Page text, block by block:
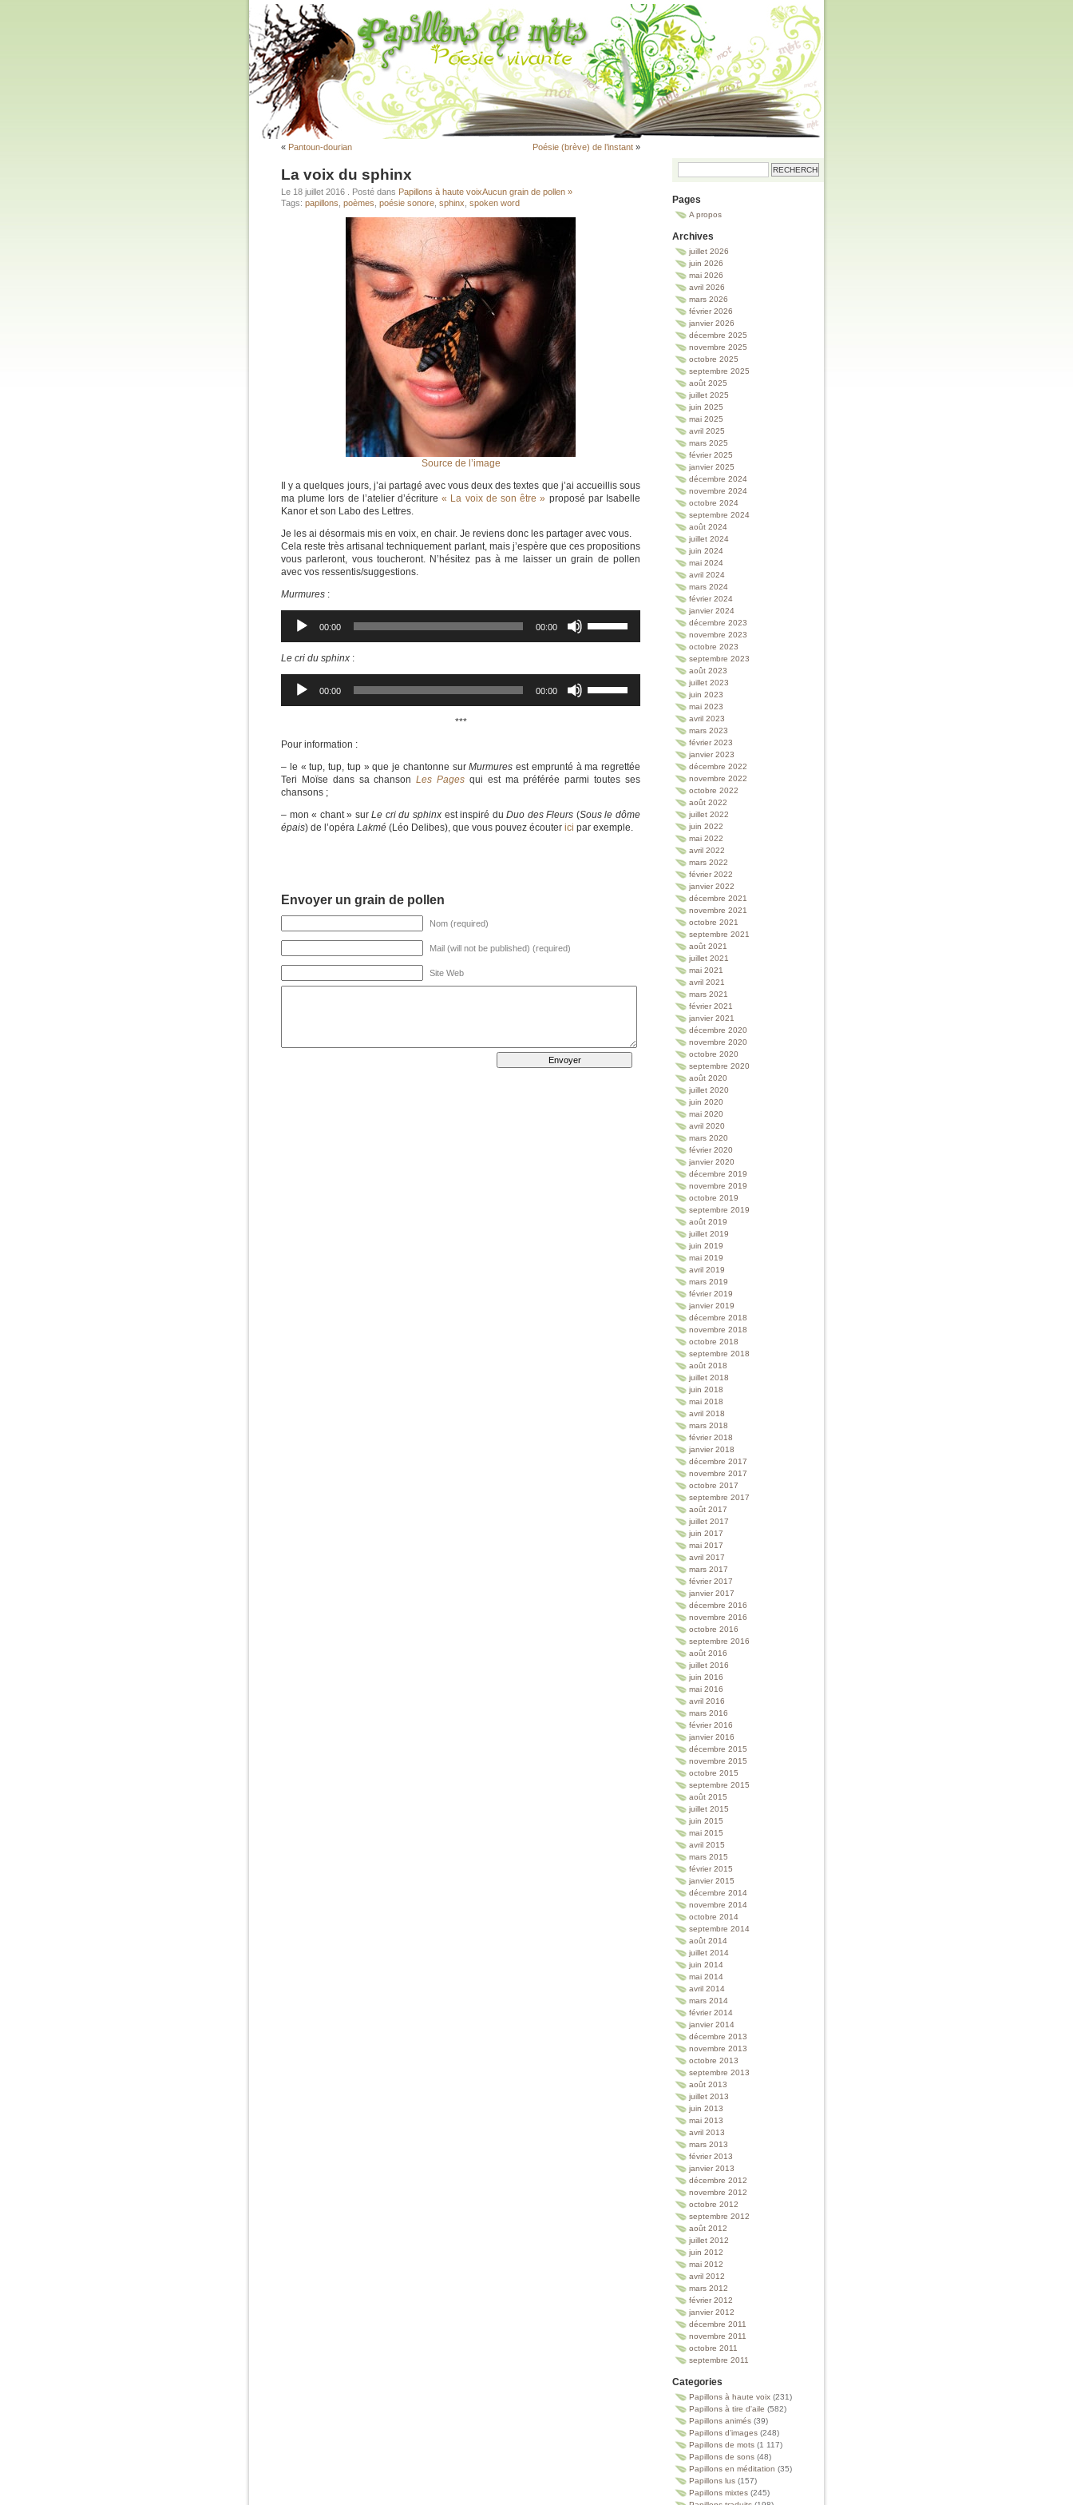
« Pantoun-dourian Poésie (brève) de l’instant »
La voix du sphinx
Le 18 juillet 2016 . Posté dans Papillons à haute voixAucun grain de pollen »
Tags: papillons poèmes poésie sonore sphinx spoken word
Source de l’image
Il y a quelques jours, j’ai partagé avec vous deux des textes que j’ai accueillis sous
ma plume lors de l’atelier d’écriture« La voix de son être » proposé par Isabelle
Kanor et son Labo des Lettres.
Je les ai désormais mis en voix, en chair. Je reviens donc les partager avec vous.
Cela reste très artisanal techniquement parlant, mais j’espère que ces propositions
vous parleront, vous toucheront. N’hésitez pas à me laisser un grain de pollen
avec vos ressentis/suggestions.
Murmures :
audio
00:00 00:00
les
flèches
ou
diminuer
Le cri du sphinx :
audio
00:00 00:00
les
flèches
diminuer
le
***
Pour information :
– le « tup, tup, tup » que je chantonne surMurmures est emprunté à ma regrettée
Teri Moïse dans sa chansonLes Pages qui est ma préférée parmi toutes ses
chansons ;
– mon « chant » surLe cri du sphinx est inspiré duDuo des Fleurs (Sous le dôme
épais) de l’opéra Lakmé (Léo Delibes), que vous pouvez écouter ici par exemple.
Envoyer un grain de pollen
Nom (required)
Mail (will not be published) (required)
Site Web
Pages
A propos
Archives
juillet 2026
juin 2026
mai 2026
avril 2026
mars 2026
février 2026
janvier 2026
décembre 2025
novembre 2025
octobre 2025
septembre 2025
août 2025
juillet 2025
juin 2025
mai 2025
avril 2025
mars 2025
février 2025
janvier 2025
décembre 2024
novembre 2024
octobre 2024
septembre 2024
août 2024
juillet 2024
juin 2024
mai 2024
avril 2024
mars 2024
février 2024
janvier 2024
décembre 2023
novembre 2023
octobre 2023
septembre 2023
août 2023
juillet 2023
juin 2023
mai 2023
avril 2023
mars 2023
février 2023
janvier 2023
décembre 2022
novembre 2022
octobre 2022
août 2022
juillet 2022
juin 2022
mai 2022
avril 2022
mars 2022
février 2022
janvier 2022
décembre 2021
novembre 2021
octobre 2021
septembre 2021
août 2021
juillet 2021
mai 2021
avril 2021
mars 2021
février 2021
janvier 2021
décembre 2020
novembre 2020
octobre 2020
septembre 2020
août 2020
juillet 2020
juin 2020
mai 2020
avril 2020
mars 2020
février 2020
janvier 2020
décembre 2019
novembre 2019
octobre 2019
septembre 2019
août 2019
juillet 2019
juin 2019
mai 2019
avril 2019
mars 2019
février 2019
janvier 2019
décembre 2018
novembre 2018
octobre 2018
septembre 2018
août 2018
juillet 2018
juin 2018
mai 2018
avril 2018
mars 2018
février 2018
janvier 2018
décembre 2017
novembre 2017
octobre 2017
septembre 2017
août 2017
juillet 2017
juin 2017
mai 2017
avril 2017
mars 2017
février 2017
janvier 2017
décembre 2016
novembre 2016
octobre 2016
septembre 2016
août 2016
juillet 2016
juin 2016
mai 2016
avril 2016
mars 2016
février 2016
janvier 2016
décembre 2015
novembre 2015
octobre 2015
septembre 2015
août 2015
juillet 2015
juin 2015
mai 2015
avril 2015
mars 2015
février 2015
janvier 2015
décembre 2014
novembre 2014
octobre 2014
septembre 2014
août 2014
juillet 2014
juin 2014
mai 2014
avril 2014
mars 2014
février 2014
janvier 2014
décembre 2013
novembre 2013
octobre 2013
septembre 2013
août 2013
juillet 2013
juin 2013
mai 2013
avril 2013
mars 2013
février 2013
janvier 2013
décembre 2012
novembre 2012
octobre 2012
septembre 2012
août 2012
juillet 2012
juin 2012
mai 2012
avril 2012
mars 2012
février 2012
janvier 2012
décembre 2011
novembre 2011
octobre 2011
septembre 2011
Categories
Papillons à haute voix (231)
Papillons à tire d'aile (582)
Papillons animés (39)
Papillons d'images (248)
Papillons de mots (1 117)
Papillons de sons (48)
Papillons en méditation (35)
Papillons lus (157)
Papillons mixtes (245)